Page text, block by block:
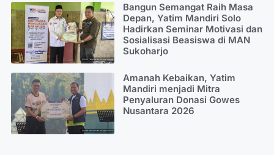
Bangun Semangat Raih Masa
Depan, Yatim Mandiri Solo
Hadirkan Seminar Motivasi dan
Sosialisasi Beasiswa di MAN
Sukoharjo
Amanah Kebaikan, Yatim
Mandiri menjadi Mitra
Penyaluran Donasi Gowes
Nusantara 2026